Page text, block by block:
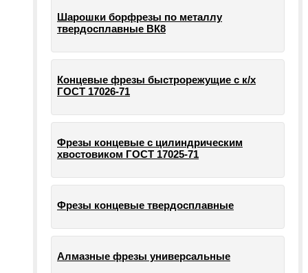
Шарошки борфрезы по металлу
твердосплавные ВК8
Концевые фрезы быстрорежущие с к/х
ГОСТ 17026-71
Фрезы концевые с цилиндрическим
хвостовиком ГОСТ 17025-71
Фрезы концевые твердосплавные
Алмазные фрезы универсальные